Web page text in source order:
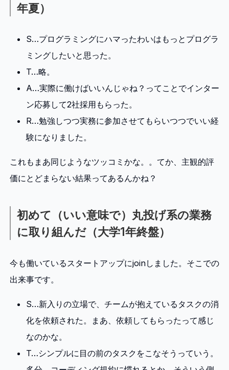
年夏）
S…プログラミングにハマったわいはもっとプログラ
ミングしたいと思った。
T…略。
A…実際に働けばいいんじゃね？ってことでインター
ン応募して2社採用もらった。
R…勉強しつつ実務に参加させてもらいつつでいい経
験になりました。
これもまあ同じようなツッコミかな。。てか、主観的評
価にとどまらない結果ってあるんかね？
初めて（いい意味で）丸投げ系の業務
に取り組んだ（大学1年終盤）
今も働いているスタートアップにjoinしました。そこでの
出来事です。
S…新入りの立場で、チームが抱えているタスクの消
化を依頼された。まあ、依頼してもらったって感じ
なのかな。
T…シンプルに目の前のタスクをこなそうっていう。